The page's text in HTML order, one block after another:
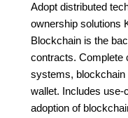
Adopt distributed
ownership solutions
Blockchain is the
contracts. Complete
systems,
wallet. Includes use-
adoption of